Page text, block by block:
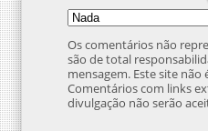
Os comentários não
são de total
mensagem. Este site
Comentários com links
divulgação não serão